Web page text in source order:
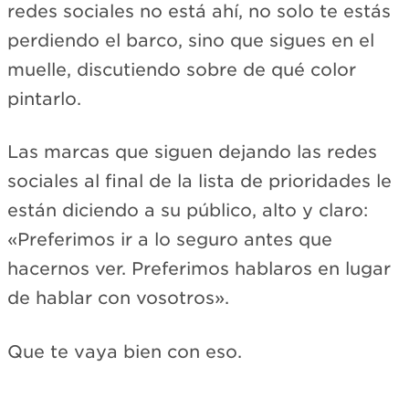
redes sociales no está ahí, no solo te estás
perdiendo el barco, sino que sigues en el
muelle, discutiendo sobre de qué color
pintarlo.
Las marcas que siguen dejando las redes
sociales al final de la lista de prioridades le
están diciendo a su público, alto y claro:
«Preferimos ir a lo seguro antes que
hacernos ver. Preferimos hablaros en lugar
de hablar con vosotros».
Que te vaya bien con eso.